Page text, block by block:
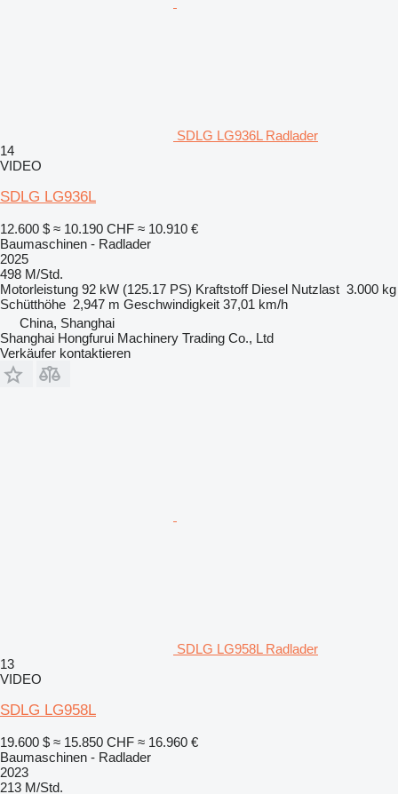
SDLG LG936L Radlader
14
VIDEO
SDLG LG936L
12.600 $ ≈ 10.190 CHF ≈ 10.910 €
Baumaschinen - Radlader
2025
498 M/Std.
Motorleistung 92 kW (125.17 PS) Kraftstoff Diesel Nutzlast 3.000 kg
Schütthöhe 2,947 m Geschwindigkeit 37,01 km/h
China, Shanghai
Shanghai Hongfurui Machinery Trading Co., Ltd
Verkäufer kontaktieren
SDLG LG958L Radlader
13
VIDEO
SDLG LG958L
19.600 $ ≈ 15.850 CHF ≈ 16.960 €
Baumaschinen - Radlader
2023
213 M/Std.